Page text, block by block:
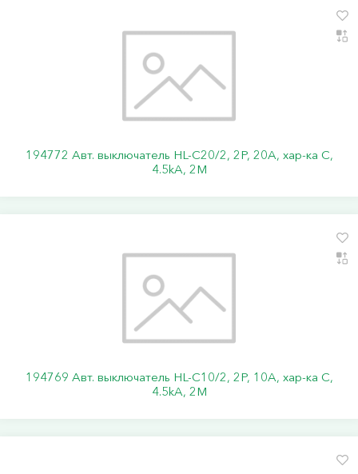
194772 Авт. выключатель HL-C20/2, 2P, 20A, хар-ка C,
4.5kA, 2M
194769 Авт. выключатель HL-C10/2, 2P, 10A, хар-ка C,
4.5kA, 2M